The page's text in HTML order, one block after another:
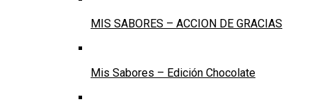
MIS SABORES – ACCION DE GRACIAS
Mis Sabores – Edición Chocolate